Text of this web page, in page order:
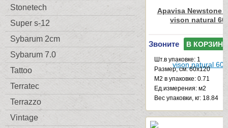
Stonetech
Super s-12
Sybarum 2cm
Sybarum 7.0
Tattoo
Terratec
Terrazzo
Vintage
Apavisa Newstone
vison natural
Звоните В КОРЗИНУ
Шт.в упаковке: 1
Размер, см: 60x120
М2 в упаковке: 0.71
Ед.измерения: м2
Веc упаковки, кг: 18.84